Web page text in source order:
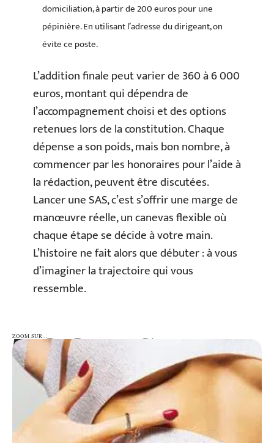
domiciliation, à partir de 200 euros pour une
pépinière. En utilisant l’adresse du dirigeant, on
évite ce poste.
L’addition finale peut varier de 360 à 6 000
euros, montant qui dépendra de
l’accompagnement choisi et des options
retenues lors de la constitution. Chaque
dépense a son poids, mais bon nombre, à
commencer par les honoraires pour l’aide à
la rédaction, peuvent être discutées.
Lancer une SAS, c’est s’offrir une marge de
manœuvre réelle, un canevas flexible où
chaque étape se décide à votre main.
L’histoire ne fait alors que débuter : à vous
d’imaginer la trajectoire qui vous
ressemble.
ZOOM SUR…
ZOOM SUR…